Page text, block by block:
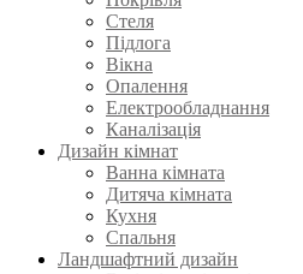
Стеля
Підлога
Вікна
Опалення
Електрообладнання
Каналізація
Дизайн кімнат
Ванна кімната
Дитяча кімната
Кухня
Спальня
Ландшафтний дизайн